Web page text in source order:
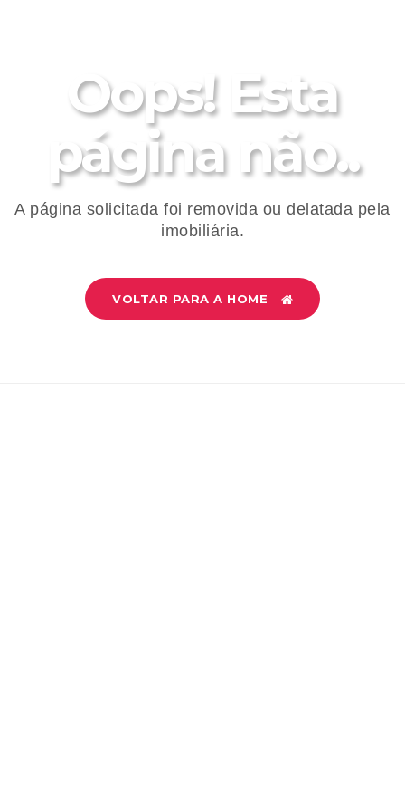
Oops! Esta
página não..
A página solicitada foi removida ou delatada pela
imobiliária.
VOLTAR PARA A HOME